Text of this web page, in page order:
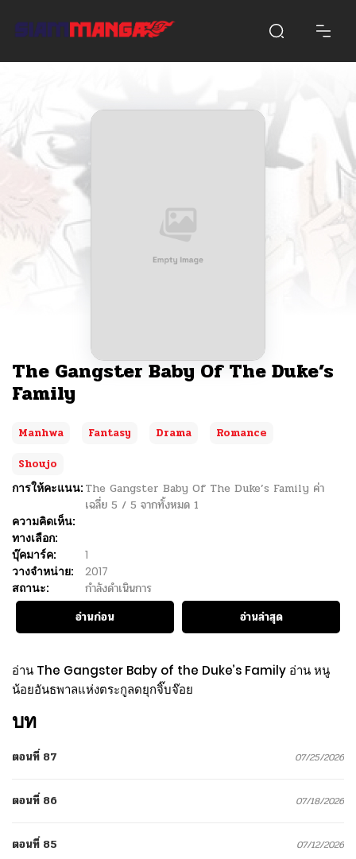
The Gangster Baby Of The Duke’s
Family
Manhwa Fantasy Drama
Romance
Shoujo
การให้คะแนน: The Gangster Baby Of The Duke’s Family ค่า
เฉลี่ย 5 / 5 จากทั้งหมด 1
ความคิดเห็น:
ทางเลือก:
บุ๊คมาร์ค:
1
วางจำหน่าย:
2017
สถานะ:
กำลังดำเนินการ
อ่านก่อน
อ่านล่าสุด
อ่าน The Gangster Baby of the Duke’s Family อ่าน หนู
น้อยอันธพาลแห่งตระกูลดยุกจิ๊บจ๊อย
บท
ตอนที่ 87 07/25/2026
ตอนที่ 86 07/18/2026
ตอนที่ 85 07/12/2026